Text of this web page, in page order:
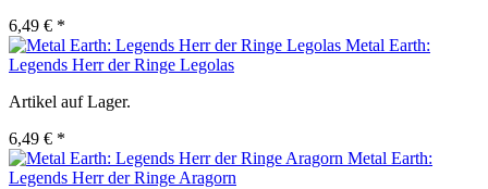
6,49 € *
Metal Earth:
Legends Herr der Ringe Legolas
Artikel auf Lager.
6,49 € *
Metal Earth:
Legends Herr der Ringe Aragorn